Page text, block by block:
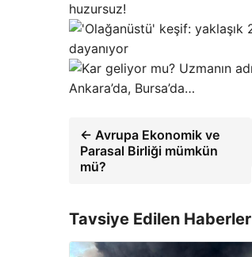
huzursuz!
dayanıyor
Ankara’da, Bursa’da…
← Avrupa Ekonomik ve
Parasal Birliği mümkün
mü?
Tavsiye Edilen Haberler